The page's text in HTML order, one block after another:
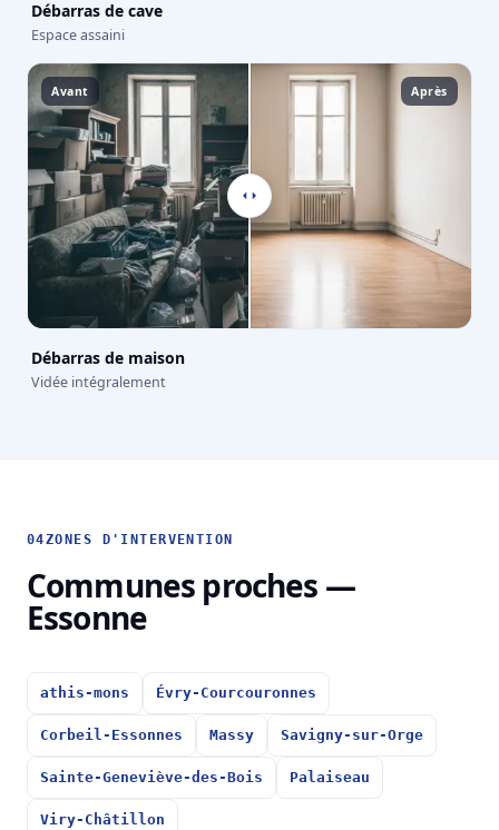
Débarras de cave
Espace assaini
Avant Après
Débarras de maison
Vidée intégralement
04ZONES D'INTERVENTION
Communes proches —
Essonne
athis-mons Évry-Courcouronnes
Corbeil-Essonnes Massy Savigny-sur-Orge
Sainte-Geneviève-des-Bois Palaiseau
Viry-Châtillon